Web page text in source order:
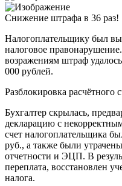
Снижение штрафа в 36 раз!
Налогоплательщику был
налоговое
возражениям штраф
000 рублей.
Разблокировка расчётного
Бухгалтер скрылась,
декларацию с
счет налогоплательщика
руб., а также были
отчетности и ЭЦП. В
переплата, восстановлен
налога.